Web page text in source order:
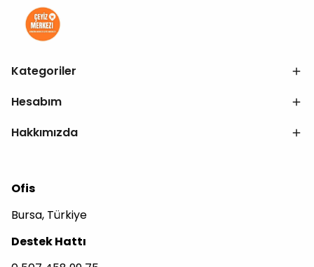
Kategoriler
Hesabım
Hakkımızda
Ofis
Bursa, Türkiye
Destek Hattı